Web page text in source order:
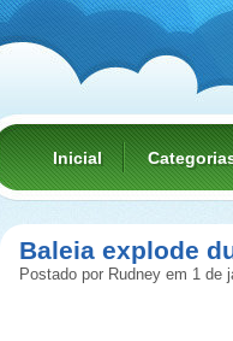
Inicial
Baleia explode
Postado por Rudney em 1 de